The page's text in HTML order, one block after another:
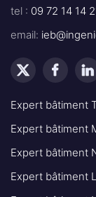
tel : 09 72 14 14
email:
Expert bâtiment
Expert bâtiment
Expert bâtiment
Expert bâtiment